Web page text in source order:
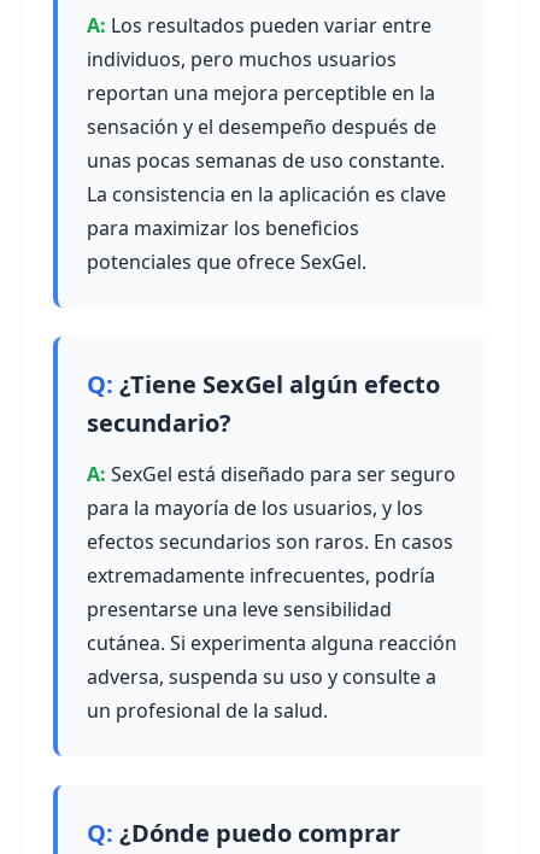
Los resultados pueden variar entre
individuos, pero muchos usuarios
reportan una mejora perceptible en la
sensación y el desempeño después de
unas pocas semanas de uso constante.
La consistencia en la aplicación es clave
para maximizar los beneficios
potenciales que ofrece SexGel.
¿Tiene SexGel algún efecto
secundario?
SexGel está diseñado para ser seguro
para la mayoría de los usuarios, y los
efectos secundarios son raros. En casos
extremadamente infrecuentes, podría
presentarse una leve sensibilidad
cutánea. Si experimenta alguna reacción
adversa, suspenda su uso y consulte a
un profesional de la salud.
¿Dónde puedo comprar